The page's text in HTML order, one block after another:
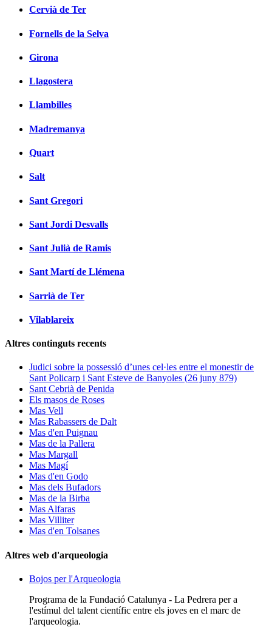
Cervià de Ter
Fornells de la Selva
Girona
Llagostera
Llambilles
Madremanya
Quart
Salt
Sant Gregori
Sant Jordi Desvalls
Sant Julià de Ramis
Sant Martí de Llémena
Sarrià de Ter
Vilablareix
Altres continguts recents
Judici sobre la possessió d’unes cel·les entre el monestir de
Sant Policarp i Sant Esteve de Banyoles (26 juny 879)
Sant Cebrià de Penida
Els masos de Roses
Mas Vell
Mas Rabassers de Dalt
Mas d'en Puignau
Mas de la Pallera
Mas Margall
Mas Magí
Mas d'en Godo
Mas dels Bufadors
Mas de la Birba
Mas Alfaras
Mas Villiter
Mas d'en Tolsanes
Altres web d'arqueologia
Bojos per l'Arqueologia
Programa de la Fundació Catalunya - La Pedrera per a
l'estímul del talent científic entre els joves en el marc de
l'arqueologia.